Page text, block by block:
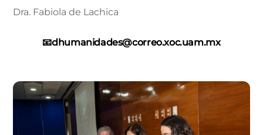
Dra. Fabiola de Lachica
📧dhumanidades@correo.xoc.uam.mx